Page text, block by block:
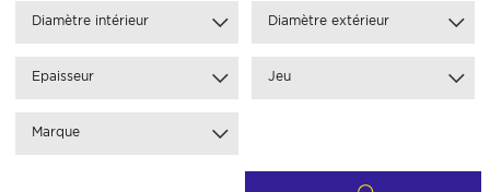
Diamètre intérieur Diamètre extérieur
Epaisseur Jeu
Marque